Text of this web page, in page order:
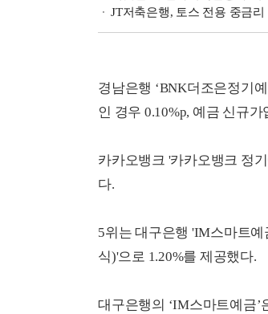
JT저축은행, 토스 전용 중금리
경남은행 ‘BNK더조은정기
인 경우 0.10%p, 예금 신규
카카오뱅크 '카카오뱅크 정
다.
5위는 대구은행 'IM스마트
식)'으로 1.20%를 제공했다.
대구은행의 ‘IM스마트예금’